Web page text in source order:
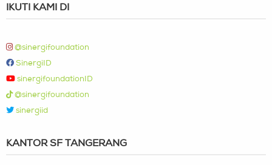
IKUTI KAMI DI
@sinergifoundation
SinergiID
sinergifoundationID
@sinergifoundation
sinergiid
KANTOR SF TANGERANG